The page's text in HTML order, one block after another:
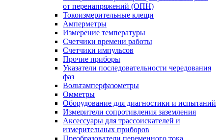
от перенапряжений (ОПН)
Токоизмерительные клещи
Амперметры
Измерение температуры
Счетчики времени работы
Счетчики импульсов
Прочие приборы
Указатели последовательности чередования
фаз
Вольтамперфазометры
Омметры
Оборудование для диагностики и испытаний
Измерители сопротивления заземления
Аксессуары для трассоискателей и
измерительных приборов
Преобразователи переменного тока